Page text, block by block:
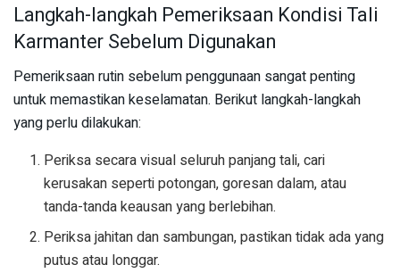
Langkah-langkah Pemeriksaan Kondisi Tali
Karmanter Sebelum Digunakan
Pemeriksaan rutin sebelum penggunaan sangat penting
untuk memastikan keselamatan. Berikut langkah-langkah
yang perlu dilakukan:
Periksa secara visual seluruh panjang tali, cari
kerusakan seperti potongan, goresan dalam, atau
tanda-tanda keausan yang berlebihan.
Periksa jahitan dan sambungan, pastikan tidak ada yang
putus atau longgar.